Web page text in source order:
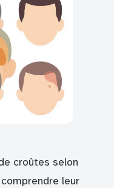
croûtes selon
leur